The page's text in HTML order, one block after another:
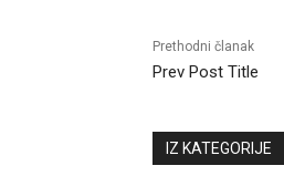
Prethodni članak
Prev Post Title
IZ KATEGORIJE